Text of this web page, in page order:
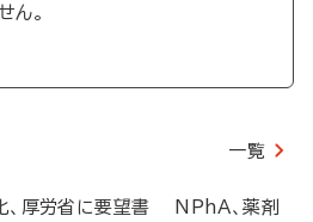
ん。
一覧
、厚労省に要望書 NPhA、薬剤